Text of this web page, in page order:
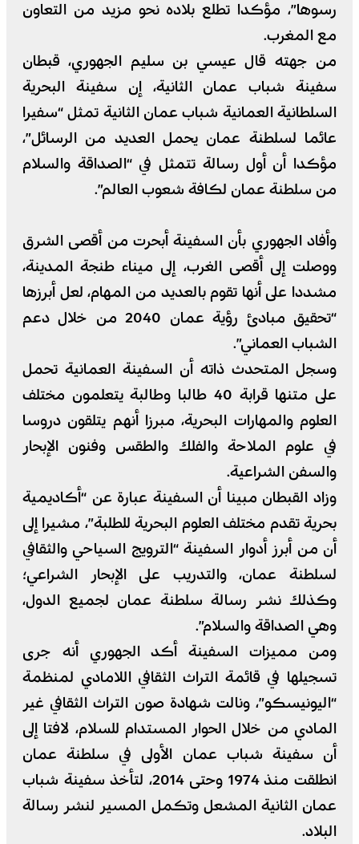
رسوها”، مؤكدا تطلع بلاده نحو مزيد من التعاون
مع المغرب.
من جهته قال عيسي بن سليم الجهوري، قبطان
سفينة شباب عمان الثانية، إن سفينة البحرية
السلطانية العمانية شباب عمان الثانية تمثل “سفيرا
عائما لسلطنة عمان يحمل العديد من الرسائل”،
مؤكدا أن أول رسالة تتمثل في “الصداقة والسلام
من سلطنة عمان لكافة شعوب العالم”.
وأفاد الجهوري بأن السفينة أبحرت من أقصى الشرق
ووصلت إلى أقصى الغرب، إلى ميناء طنجة المدينة،
مشددا على أنها تقوم بالعديد من المهام، لعل أبرزها
“تحقيق مبادئ رؤية عمان 2040 من خلال دعم
الشباب العماني”.
وسجل المتحدث ذاته أن السفينة العمانية تحمل
على متنها قرابة 40 طالبا وطالبة يتعلمون مختلف
العلوم والمهارات البحرية، مبرزا أنهم يتلقون دروسا
في علوم الملاحة والفلك والطقس وفنون الإبحار
والسفن الشراعية.
وزاد القبطان مبينا أن السفينة عبارة عن “أكاديمية
بحرية تقدم مختلف العلوم البحرية للطلبة”، مشيرا إلى
أن من أبرز أدوار السفينة “الترويج السياحي والثقافي
لسلطنة عمان، والتدريب على الإبحار الشراعي؛
وكذلك نشر رسالة سلطنة عمان لجميع الدول،
وهي الصداقة والسلام”.
ومن مميزات السفينة أكد الجهوري أنه جرى
تسجيلها في قائمة التراث الثقافي اللامادي لمنظمة
“اليونيسكو”، ونالت شهادة صون التراث الثقافي غير
المادي من خلال الحوار المستدام للسلام، لافتا إلى
أن سفينة شباب عمان الأولى في سلطنة عمان
انطلقت منذ 1974 وحتى 2014، لتأخذ سفينة شباب
عمان الثانية المشعل وتكمل المسير لنشر رسالة
البلاد.